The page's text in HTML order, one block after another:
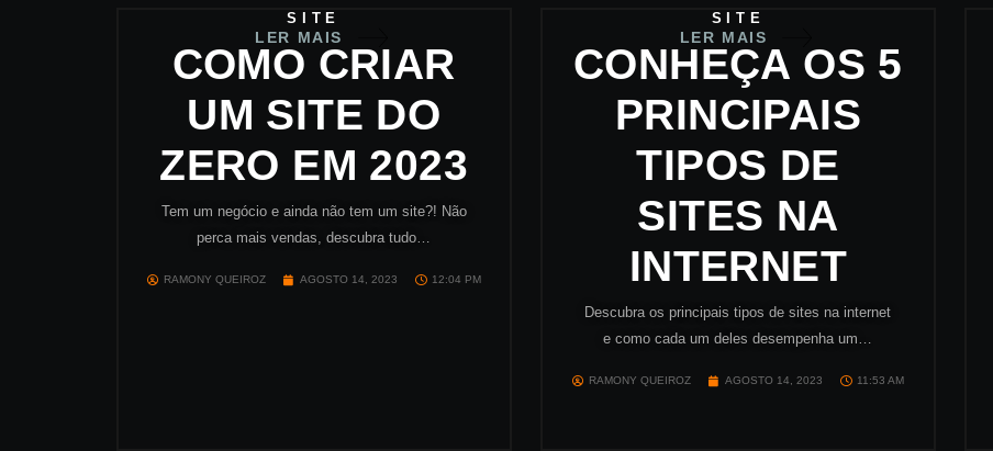
LER MAIS
SITE
COMO CRIAR
UM SITE DO
ZERO EM 2023
Tem um negócio e ainda não tem um site?! Não
perca mais vendas, descubra tudo…
RAMONY QUEIROZ AGOSTO 14, 2023 12:04 PM
LER MAIS
SITE
CONHEÇA OS 5
PRINCIPAIS
TIPOS DE
SITES NA
INTERNET
Descubra os principais tipos de sites na internet
e como cada um deles desempenha um…
RAMONY QUEIROZ AGOSTO 14, 2023 11:53 AM